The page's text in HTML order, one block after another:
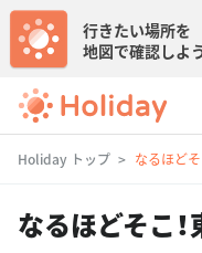
行きたい場所を
地図で確認しよ
Holiday トップ なるほど
なるほどそこ